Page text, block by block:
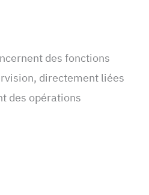
des fonctions
directement liées
des opérations